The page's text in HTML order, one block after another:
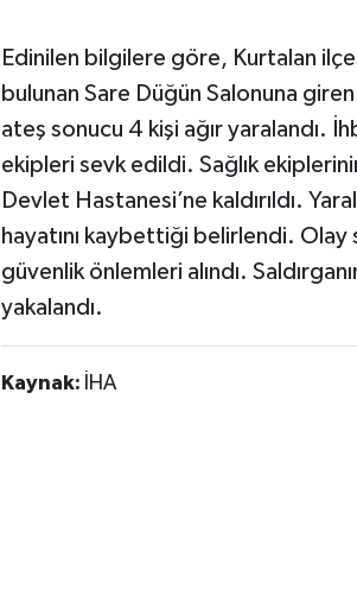
Edinilen bilgilere göre, Kurtalan
bulunan Sare Düğün Salonuna
ateş sonucu 4 kişi ağır yaralandı.
ekipleri sevk edildi. Sağlık
Devlet Hastanesi’ne kaldırıldı.
hayatını kaybettiği belirlendi.
güvenlik önlemleri alındı.
yakalandı.
Kaynak: İHA